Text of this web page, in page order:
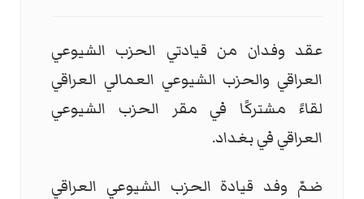
عقد وفدان من قيادتي الحزب الشيوعي
العراقي والحزب الشيوعي العمالي العراقي
لقاءً مشتركًا في مقر الحزب الشيوعي
العراقي في بغداد.
ضمّ وفد قيادة الحزب الشيوعي العراقي